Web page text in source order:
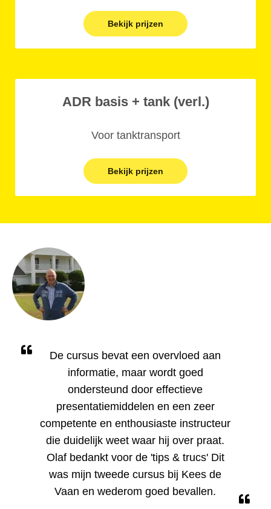
Bekijk prijzen
ADR basis + tank (verl.)
Voor tanktransport
Bekijk prijzen
De cursus bevat een overvloed aan
informatie, maar wordt goed
ondersteund door effectieve
presentatiemiddelen en een zeer
competente en enthousiaste instructeur
die duidelijk weet waar hij over praat.
Olaf bedankt voor de 'tips & trucs' Dit
was mijn tweede cursus bij Kees de
Vaan en wederom goed bevallen.